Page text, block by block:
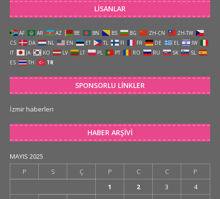
LISANLAR
AF AR AZ BE BN BS BG ZH-CN
ZH-TW
CS
DA NL EN ET TL FI FR DE EL
IW
IT
JA KO LV LT PL PT RO RU SK
SL
ES
TH TR
SPONSORLU LINKLER
İzmir haberleri
HABER ARŞIVI
MAYIS 2025
P
S Ç P C C
P
1
2 3
4